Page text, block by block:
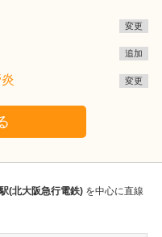
変更
追加
変更
(北大阪急行電鉄) を中心に直線